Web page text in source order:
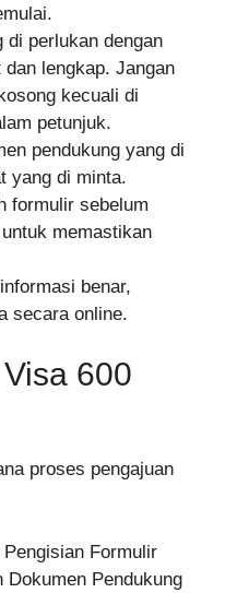
di perlukan dengan
lengkap. Jangan
kecuali di
petunjuk.
pendukung yang di
yang di minta.
formulir sebelum
memastikan
benar,
secara online.
600
proses pengajuan
Formulir
Pendukung